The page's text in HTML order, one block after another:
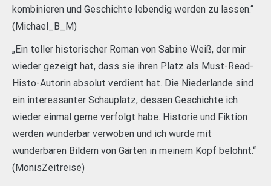
kombinieren und Geschichte lebendig werden zu lassen.“
(Michael_B_M)
„Ein toller historischer Roman von Sabine Weiß, der mir
wieder gezeigt hat, dass sie ihren Platz als Must-Read-
Histo-Autorin absolut verdient hat. Die Niederlande sind
ein interessanter Schauplatz, dessen Geschichte ich
wieder einmal gerne verfolgt habe. Historie und Fiktion
werden wunderbar verwoben und ich wurde mit
wunderbaren Bildern von Gärten in meinem Kopf belohnt.“
(MonisZeitreise)